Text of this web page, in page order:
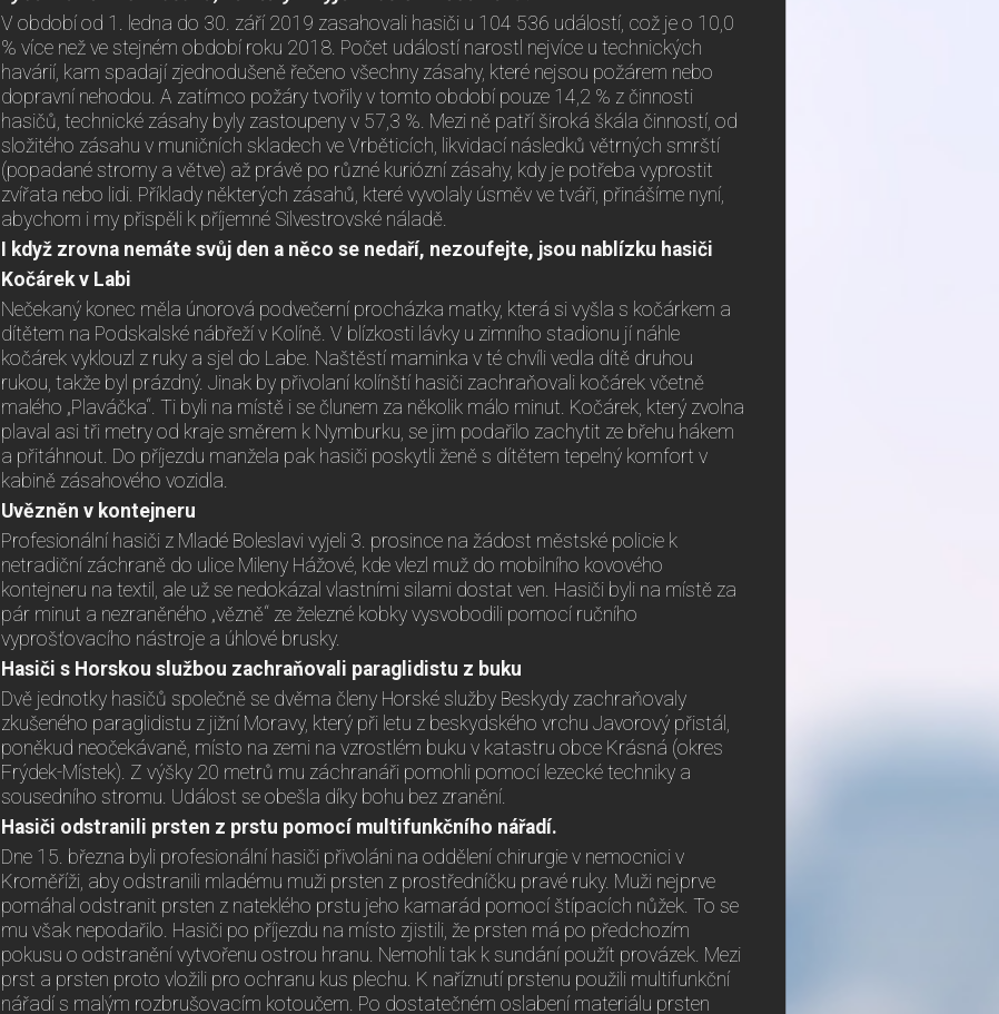
V období od 1. ledna do 30. září 2019 zasahovali hasiči u 104 536 událostí, což je o 10,0
% více než ve stejném období roku 2018. Počet událostí narostl nejvíce u technických
havárií, kam spadají zjednodušeně řečeno všechny zásahy, které nejsou požárem nebo
dopravní nehodou. A zatímco požáry tvořily v tomto období pouze 14,2 % z činnosti
hasičů, technické zásahy byly zastoupeny v 57,3 %. Mezi ně patří široká škála činností, od
složitého zásahu v muničních skladech ve Vrběticích, likvidací následků větrných smrští
(popadané stromy a větve) až právě po různé kuriózní zásahy, kdy je potřeba vyprostit
zvířata nebo lidi. Příklady některých zásahů, které vyvolaly úsměv ve tváři, přinášíme nyní,
abychom i my přispěli k příjemné Silvestrovské náladě.
I když zrovna nemáte svůj den a něco se nedaří, nezoufejte, jsou nablízku hasiči
Kočárek v Labi
Nečekaný konec měla únorová podvečerní procházka matky, která si vyšla s kočárkem a
dítětem na Podskalské nábřeží v Kolíně. V blízkosti lávky u zimního stadionu jí náhle
kočárek vyklouzl z ruky a sjel do Labe. Naštěstí maminka v té chvíli vedla dítě druhou
rukou, takže byl prázdný. Jinak by přivolaní kolínští hasiči zachraňovali kočárek včetně
malého „Plaváčka“. Ti byli na místě i se člunem za několik málo minut. Kočárek, který zvolna
plaval asi tři metry od kraje směrem k Nymburku, se jim podařilo zachytit ze břehu hákem
a přitáhnout. Do příjezdu manžela pak hasiči poskytli ženě s dítětem tepelný komfort v
kabině zásahového vozidla.
Uvězněn v kontejneru
Profesionální hasiči z Mladé Boleslavi vyjeli 3. prosince na žádost městské policie k
netradiční záchraně do ulice Mileny Hážové, kde vlezl muž do mobilního kovového
kontejneru na textil, ale už se nedokázal vlastními silami dostat ven. Hasiči byli na místě za
pár minut a nezraněného „vězně“ ze železné kobky vysvobodili pomocí ručního
vyprošťovacího nástroje a úhlové brusky.
Hasiči s Horskou službou zachraňovali paraglidistu z buku
Dvě jednotky hasičů společně se dvěma členy Horské služby Beskydy zachraňovaly
zkušeného paraglidistu z jižní Moravy, který při letu z beskydského vrchu Javorový přistál,
poněkud neočekávaně, místo na zemi na vzrostlém buku v katastru obce Krásná (okres
Frýdek-Místek). Z výšky 20 metrů mu záchranáři pomohli pomocí lezecké techniky a
sousedního stromu. Událost se obešla díky bohu bez zranění.
Hasiči odstranili prsten z prstu pomocí multifunkčního nářadí.
Dne 15. března byli profesionální hasiči přivoláni na oddělení chirurgie v nemocnici v
Kroměříži, aby odstranili mladému muži prsten z prostředníčku pravé ruky. Muži nejprve
pomáhal odstranit prsten z nateklého prstu jeho kamarád pomocí štípacích nůžek. To se
mu však nepodařilo. Hasiči po příjezdu na místo zjistili, že prsten má po předchozím
pokusu o odstranění vytvořenu ostrou hranu. Nemohli tak k sundání použít provázek. Mezi
prst a prsten proto vložili pro ochranu kus plechu. K naříznutí prstenu použili multifunkční
nářadí s malým rozbrušovacím kotoučem. Po dostatečném oslabení materiálu prsten